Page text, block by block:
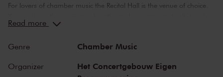
For lovers of chamber music the Recital Hall is the venue of choice.
them. This hall is also cherished by musicians for its beautiful
you can hear the best musicians of our time. Buy your tickets now
Read more
Genre Chamber Music
Organizer
Het Concertgebouw Eigen